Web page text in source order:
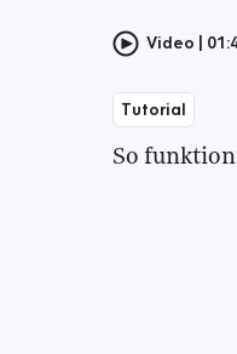
Video
Tutorial
So